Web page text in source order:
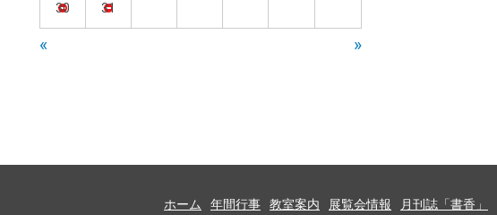
30 31
« »
ホーム 年間行事 教室案内 展覧会情報 月刊誌「書香」